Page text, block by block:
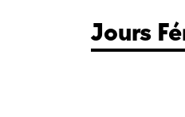
Jours